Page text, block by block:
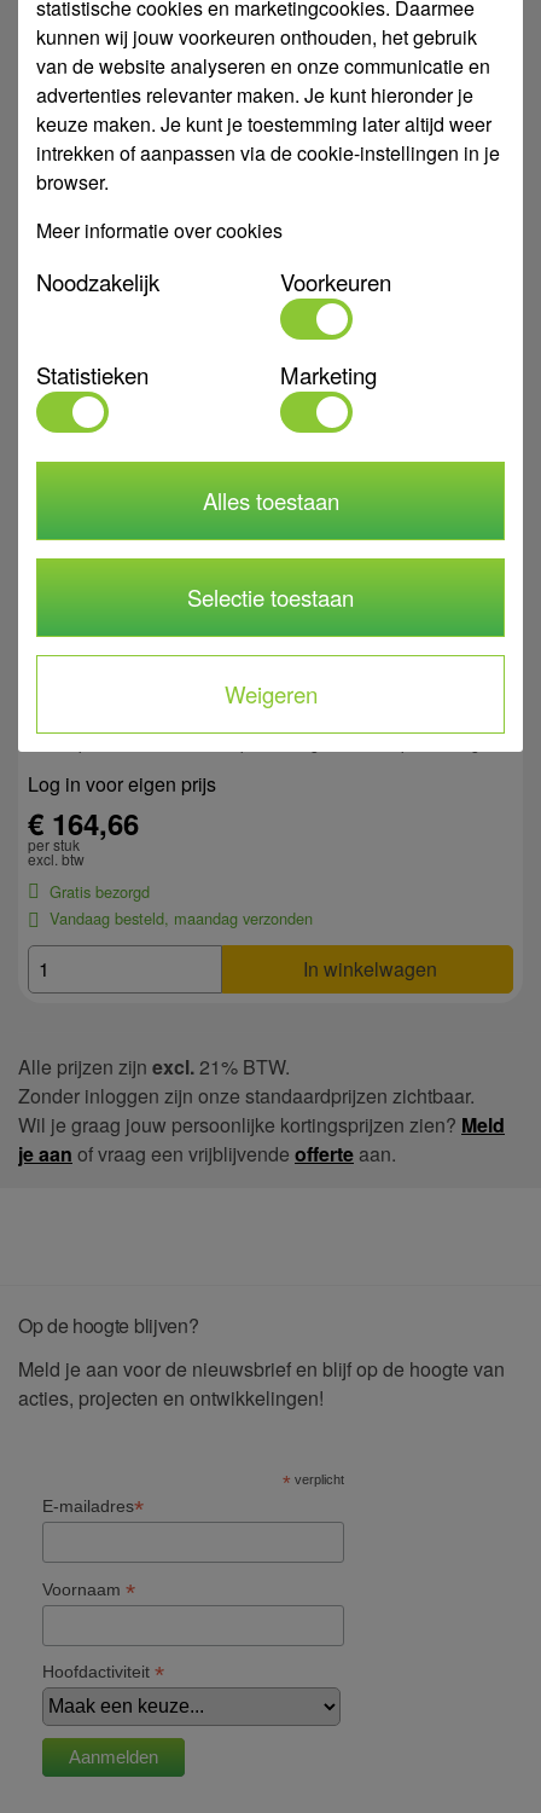
Art. Nr. 407585
Tijdrelais Z-ZR
1x wisselcontact
Zuidwolde Aalten Westerhaar
Log in voor eigen prijs
€ 164,66
per stuk
excl. btw
Gratis bezorgd
Vandaag besteld, maandag verzonden
In winkelwagen
Alle prijzen zijn excl.21% BTW.
Zonder inloggen zijn onze standaardprijzen zichtbaar.
Wil je graag jouw persoonlijke kortingsprijzen zien? Meld
je aan of vraag een vrijblijvende offerte aan.
Op de hoogte blijven?
Meld je aan voor de nieuwsbrief en blijf op de hoogte van
acties, projecten en ontwikkelingen!
* verplicht
E-mailadres*
Voornaam *
Hoofdactiviteit *
statistische cookies en marketingcookies. Daarmee
kunnen wij jouw voorkeuren onthouden, het gebruik
van de website analyseren en onze communicatie en
advertenties relevanter maken. Je kunt hieronder je
keuze maken. Je kunt je toestemming later altijd weer
intrekken of aanpassen via de cookie-instellingen in je
browser.
Meer informatie over cookies
Noodzakelijk Voorkeuren
Statistieken Marketing
Weigeren
Selectie toestaan
Alles toestaan